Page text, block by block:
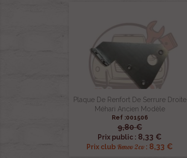
Plaque De Renfort De Serrure Droite
Méhari Ancien Modèle
Ref :001506
9,80 €
Prix public : 8,33 €
Prix club Renov 2cv : 8,33 €
 Aperçu rapide